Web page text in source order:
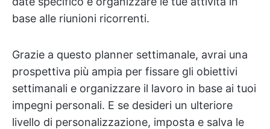
base alle riunioni ricorrenti.
Grazie a questo planner settimanale, avrai una
prospettiva più ampia per fissare gli obiettivi
settimanali e organizzare il lavoro in base ai tuoi
impegni personali. E se desideri un ulteriore
livello di personalizzazione, imposta e salva le